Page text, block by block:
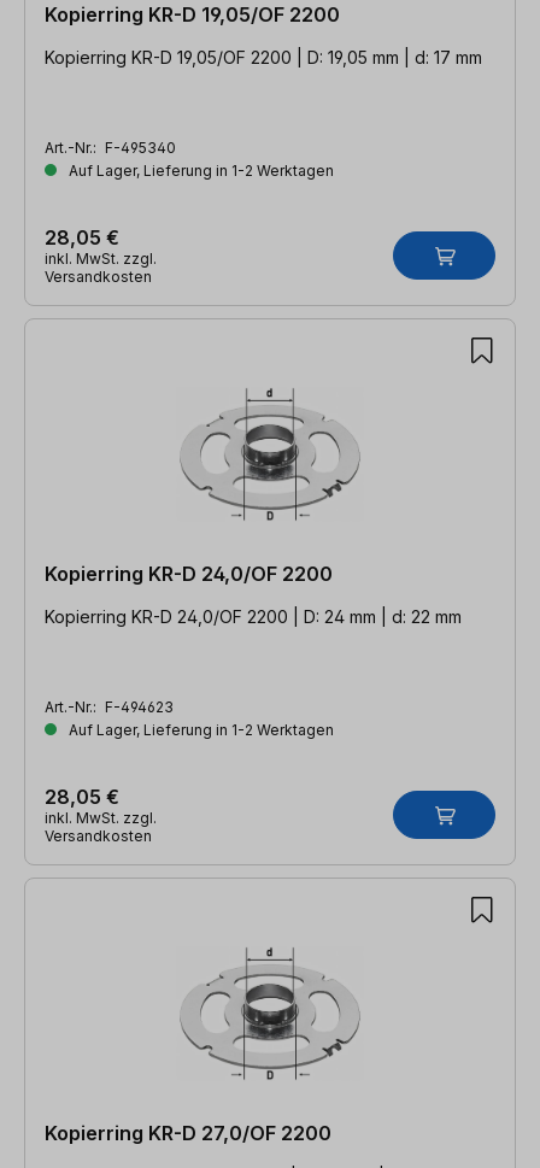
Kopierring KR-D 19,05/OF 2200
Kopierring KR-D 19,05/OF 2200 | D: 19,05 mm | d: 17 mm
Art.-Nr.: F-495340
Auf Lager, Lieferung in 1-2 Werktagen
28,05 €
inkl. MwSt. zzgl.
Versandkosten
Kopierring KR-D 24,0/OF 2200
Kopierring KR-D 24,0/OF 2200 | D: 24 mm | d: 22 mm
Art.-Nr.: F-494623
Auf Lager, Lieferung in 1-2 Werktagen
28,05 €
inkl. MwSt. zzgl.
Versandkosten
Kopierring KR-D 27,0/OF 2200